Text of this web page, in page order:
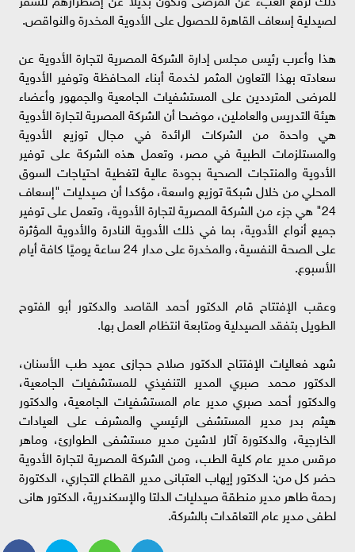
لصيدلية إسعاف القاهرة للحصول على الأدوية المخدرة والنواقص.
هذا وأعرب رئيس مجلس إدارة الشركة المصرية لتجارة الأدوية عن
سعادته بهذا التعاون المثمر لخدمة أبناء المحافظة وتوفير الأدوية
للمرضى المترددين على المستشفيات الجامعية والجمهور وأعضاء
هيئة التدريس والعاملين، موضحا أن الشركة المصرية لتجارة الأدوية
هي واحدة من الشركات الرائدة في مجال توزيع الأدوية
والمستلزمات الطبية في مصر، وتعمل هذه الشركة على توفير
الأدوية والمنتجات الصحية بجودة عالية لتغطية احتياجات السوق
المحلي من خلال شبكة توزيع واسعة، مؤكدا أن صيدليات "إسعاف
24" هي جزء من الشركة المصرية لتجارة الأدوية، وتعمل على توفير
جميع أنواع الأدوية، بما في ذلك الأدوية النادرة والأدوية المؤثرة
على الصحة النفسية، والمخدرة على مدار 24 ساعة يوميًا كافة أيام
الأسبوع.
وعقب الإفتتاح قام الدكتور أحمد القاصد والدكتور أبو الفتوح
الطويل بتفقد الصيدلية ومتابعة انتظام العمل بها.
شهد فعاليات الإفتتاح الدكتور صلاح حجازى عميد طب الأسنان،
الدكتور محمد صبري المدير التنفيذي للمستشفيات الجامعية،
والدكتور أحمد صبري مدير عام المستشفيات الجامعية، والدكتور
هيثم بدر مدير المستشفى الرئيسي والمشرف على العيادات
الخارجية، والدكتورة آثار لاشين مدير مستشفى الطوارئ، وماهر
مرقس مدير عام كلية الطب، ومن الشركة المصرية لتجارة الأدوية
حضر كل من: الدكتور إيهاب العتبانى مدير القطاع التجاري، الدكتورة
رحمة طاهر مدير منطقة صيدليات الدلتا والإسكندرية، الدكتور هانى
لطفى مدير عام التعاقدات بالشركة.